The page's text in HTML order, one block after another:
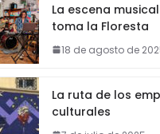
La escena
toma la Floresta
18 de agosto de
La ruta de los
culturales